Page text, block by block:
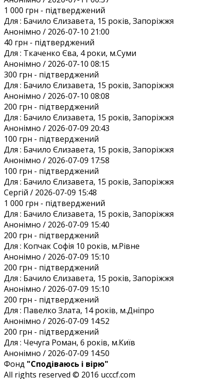
1 000 грн - підтверджений
Для : Бачило Єлизавета, 15 років, Запоріжжя
Анонiмно / 2026-07-10 21:00
40 грн - підтверджений
Для : Ткаченко Єва, 4 роки, м.Суми
Анонiмно / 2026-07-10 08:15
300 грн - підтверджений
Для : Бачило Єлизавета, 15 років, Запоріжжя
Анонiмно / 2026-07-10 08:08
200 грн - підтверджений
Для : Бачило Єлизавета, 15 років, Запоріжжя
Анонiмно / 2026-07-09 20:43
100 грн - підтверджений
Для : Бачило Єлизавета, 15 років, Запоріжжя
Анонiмно / 2026-07-09 17:58
100 грн - підтверджений
Для : Бачило Єлизавета, 15 років, Запоріжжя
Сергій / 2026-07-09 15:48
1 000 грн - підтверджений
Для : Бачило Єлизавета, 15 років, Запоріжжя
Анонiмно / 2026-07-09 15:40
200 грн - підтверджений
Для : Копчак Софія 10 років, м.Рівне
Анонiмно / 2026-07-09 15:10
200 грн - підтверджений
Для : Бачило Єлизавета, 15 років, Запоріжжя
Анонiмно / 2026-07-09 15:10
200 грн - підтверджений
Для : Павелко Злата, 14 років, м.Дніпро
Анонiмно / 2026-07-09 14:52
200 грн - підтверджений
Для : Чечуга Роман, 6 років, м.Київ
Анонiмно / 2026-07-09 14:50
Фонд "Сподіваюсь і вірю"
All rights reserved © 2016 ucccf.com